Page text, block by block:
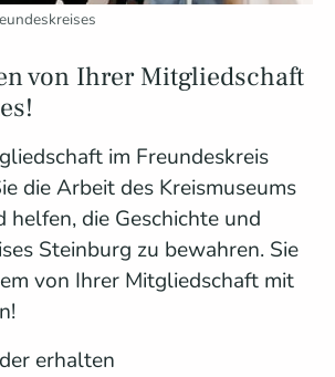
von Ihrer Mitgliedschaft
im Freundeskreis
die Arbeit des Kreismuseums
helfen, die Geschichte und
Steinburg zu bewahren. Sie
von Ihrer Mitgliedschaft mit
erhalten